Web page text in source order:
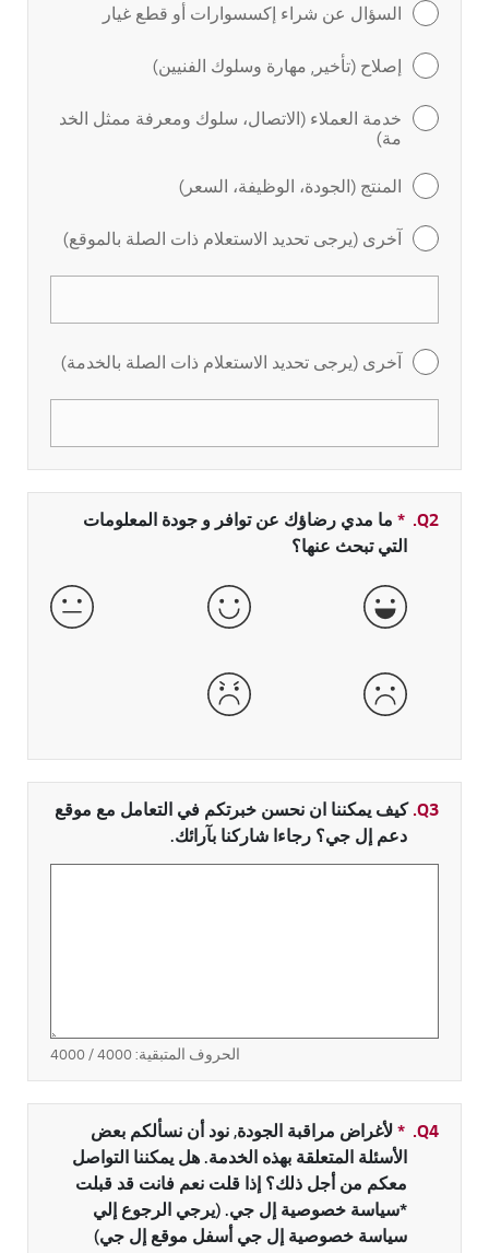
السؤال عن شراء إكسسوارات أو قطع غيار
إصلاح (تأخير, مهارة وسلوك الفنيين)
خدمة العملاء (الاتصال، سلوك ومعرفة ممثل الخد
مة)
المنتج (الجودة، الوظيفة، السعر)
آخرى (يرجى تحديد الاستعلام ذات الصلة بالموقع)
آخرى (يرجى تحديد الاستعلام ذات الصلة بالخدمة)
Q2.
* حقل مطلوب
ما مدي رضاؤك عن توافر و جودة المعلومات
التي تبحث عنها؟
جيدة جداً جيدة عادية
سيئة سيئة جداً
Q3. كيف يمكننا ان نحسن خبرتكم في التعامل مع موقع
دعم إل جي؟ رجاءا شاركنا بآرائك.
الحروف المتبقية:4000
/ 4000
Q4.
*حقل مطلوب
لأغراض مراقبة الجودة, نود أن نسألكم بعض
الأسئلة المتعلقة بهذه الخدمة. هل يمكننا التواصل
معكم من أجل ذلك؟ إذا قلت نعم فانت قد قبلت
*سياسة خصوصية إل جي. (يرجي الرجوع إلي
سياسة خصوصية إل جي أسفل موقع إل جي)